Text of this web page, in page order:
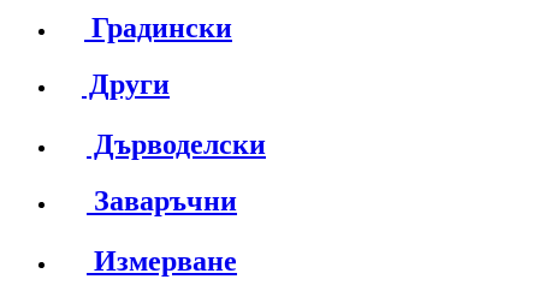
Градински
Други
Дърводелски
Заваръчни
Измерване